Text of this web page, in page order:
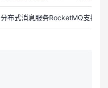
分布式消息服务RocketMQ支持云